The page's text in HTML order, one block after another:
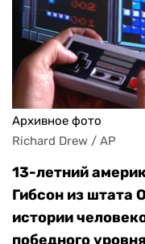
Архивное фото
Richard Drew / AP
13-летний
Гибсон из штата
истории
победного